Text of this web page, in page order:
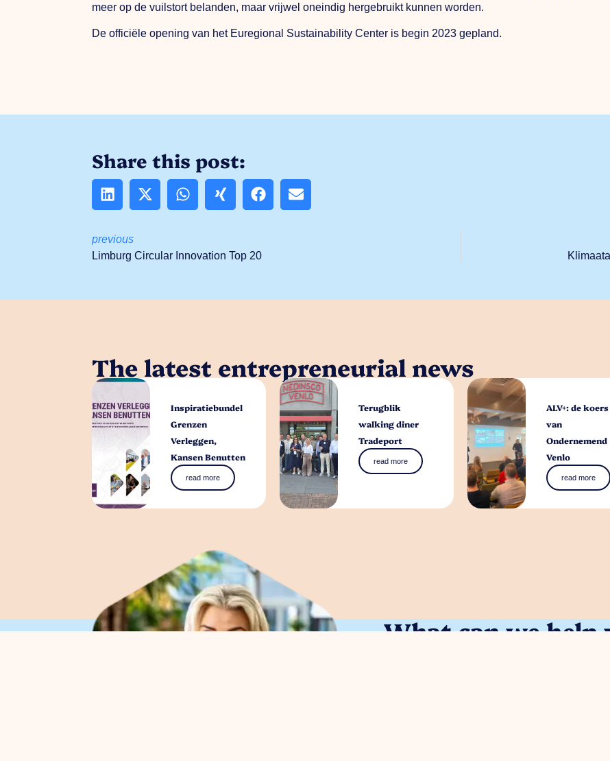
meer op de vuilstort belanden, maar vrijwel oneindig hergebruikt kunnen worden.
De officiële opening van het Euregional Sustainability Center is begin 2023 gepland.
Share this post:
previous
Limburg Circular Innovation Top 20
The latest entrepreneurial news
Inspiratiebundel
Grenzen
Verleggen,
Kansen Benutten
read more
Terugblik
walking diner
Tradeport
read more
ALV+: de koers
van
Ondernemend
Venlo
read more
What can we help